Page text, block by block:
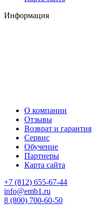
Информация
О компании
Отзывы
Возврат и гарантия
Сервис
Обучение
Партнеры
Карта сайта
+7 (812) 655-67-44
info@emb1.ru
8 (800) 700-60-50